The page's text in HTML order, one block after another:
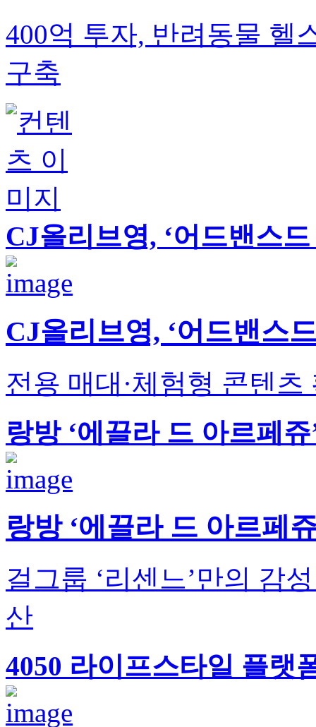
400억 투자, 반려동물 헬
구축
CJ올리브영, ‘어드밴스
CJ올리브영, ‘어드밴스
전용 매대·체험형 콘텐
랑방 ‘에끌라 드 아르페
랑방 ‘에끌라 드 아르페
걸그룹 ‘리센느’만의 감
산
4050 라이프스타일 플랫